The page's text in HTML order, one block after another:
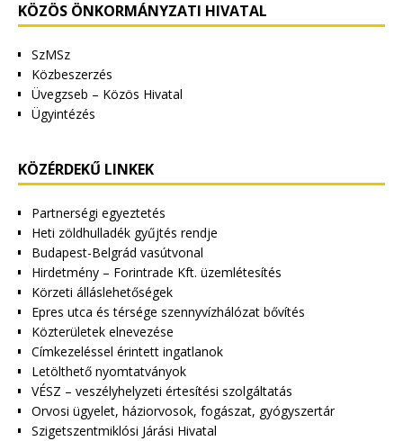
KÖZÖS ÖNKORMÁNYZATI HIVATAL
SzMSz
Közbeszerzés
Üvegzseb – Közös Hivatal
Ügyintézés
KÖZÉRDEKŰ LINKEK
Partnerségi egyeztetés
Heti zöldhulladék gyűjtés rendje
Budapest-Belgrád vasútvonal
Hirdetmény – Forintrade Kft. üzemlétesítés
Körzeti álláslehetőségek
Epres utca és térsége szennyvízhálózat bővítés
Közterületek elnevezése
Címkezeléssel érintett ingatlanok
Letölthető nyomtatványok
VÉSZ – veszélyhelyzeti értesítési szolgáltatás
Orvosi ügyelet, háziorvosok, fogászat, gyógyszertár
Szigetszentmiklósi Járási Hivatal